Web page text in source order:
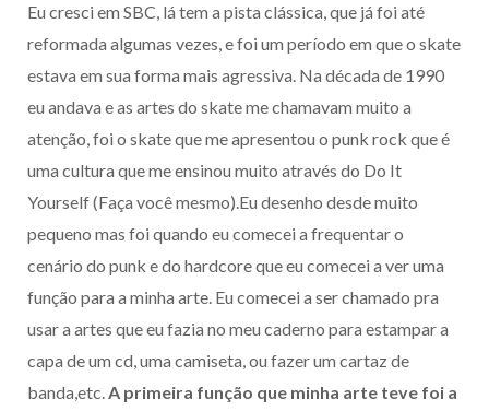
Eu cresci em SBC, lá tem a pista clássica, que já foi até
reformada algumas vezes, e foi um período em que o skate
estava em sua forma mais agressiva. Na década de 1990
eu andava e as artes do skate me chamavam muito a
atenção, foi o skate que me apresentou o punk rock que é
uma cultura que me ensinou muito através do Do It
Yourself (Faça você mesmo).Eu desenho desde muito
pequeno mas foi quando eu comecei a frequentar o
cenário do punk e do hardcore que eu comecei a ver uma
função para a minha arte. Eu comecei a ser chamado pra
usar a artes que eu fazia no meu caderno para estampar a
capa de um cd, uma camiseta, ou fazer um cartaz de
banda,etc.A primeira função que minha arte teve foi a